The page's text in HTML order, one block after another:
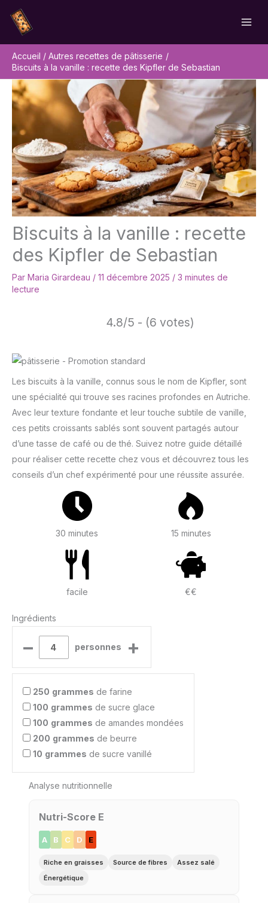
contenu
Accueil
Autres recettes de pâtisserie
Biscuits à la vanille : recette des Kipfler de Sebastian
Biscuits à la vanille : recette
des Kipfler de Sebastian
Par Maria Girardeau / 11 décembre 2025 / 3 minutes de
lecture
4.8/5 - (6 votes)
Les biscuits à la vanille, connus sous le nom de Kipfler, sont
une spécialité qui trouve ses racines profondes en Autriche.
Avec leur texture fondante et leur touche subtile de vanille,
ces petits croissants sablés sont souvent partagés autour
d’une tasse de café ou de thé. Suivez notre guide détaillé
pour réaliser cette recette chez vous et découvrez tous les
conseils d’un chef expérimenté pour une réussite assurée.
30 minutes 15 minutes
facile €€
Ingrédients
– personnes +
250 grammes de farine
100 grammes de sucre glace
100 grammes de amandes mondées
200 grammes de beurre
10 grammes de sucre vanillé
Analyse nutritionnelle
Nutri-Score E
A B C D E
Riche en graisses Source de fibres
Assez salé
Énergétique
Rechercher